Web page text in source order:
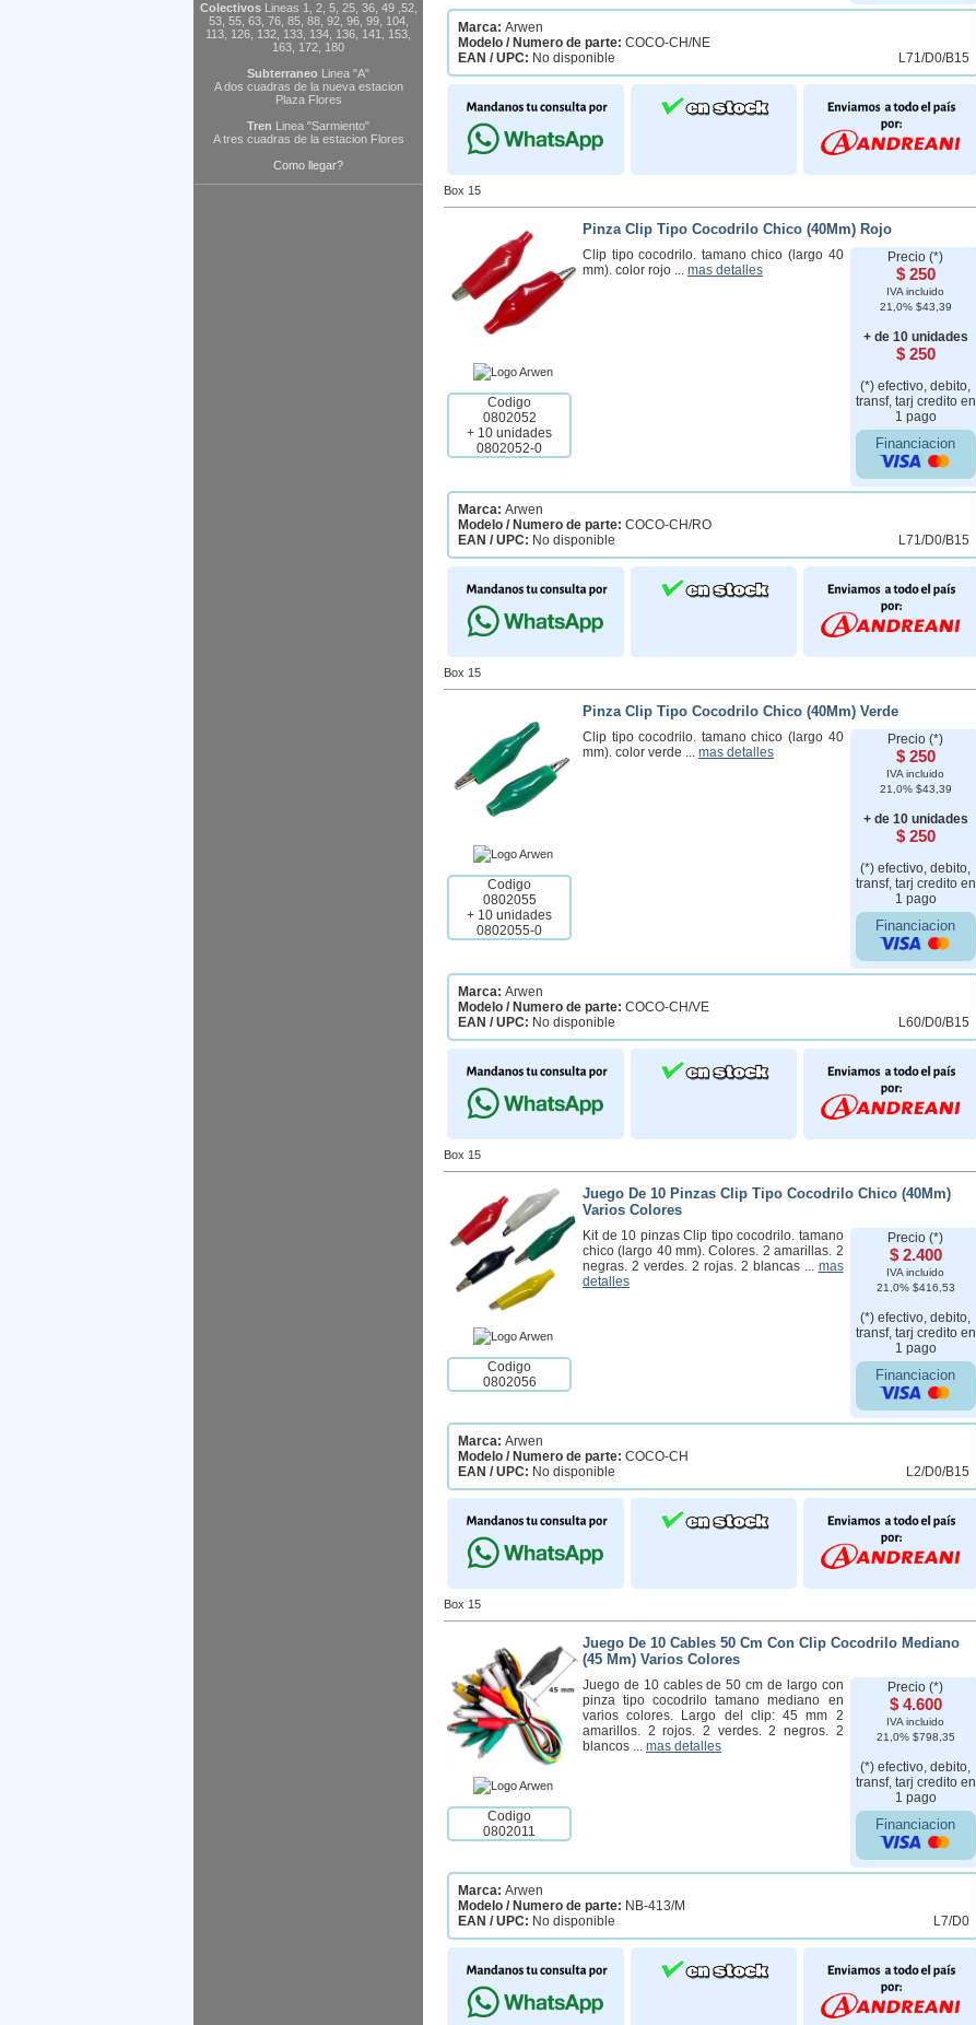
ColectivosLineas 1, 2, 5, 25, 36, 49 ,52,
53, 55, 63, 76, 85, 88, 92, 96, 99, 104,
113, 126, 132, 133, 134, 136, 141, 153,
163, 172, 180
Subterraneo Linea "A"
A dos cuadras de la nueva estacion
Plaza Flores
Tren Linea "Sarmiento"
A tres cuadras de la estacion Flores
Como llegar?
Marca: Arwen
Modelo / Numero de parte: COCO-CH/NE
EAN / UPC: No disponible L71/D0/B15
Box 15
Codigo
0802052
+ 10 unidades
0802052-0
Pinza Clip Tipo Cocodrilo Chico (40Mm) Rojo
Clip tipo cocodrilo. tamano chico (largo 40
mm). color rojo ... mas detalles
Precio (*)
$ 250
IVA incluido
21,0% $43,39
+ de 10 unidades
$ 250
(*) efectivo, debito,
transf, tarj credito en
1 pago
Financiacion
Marca: Arwen
Modelo / Numero de parte: COCO-CH/RO
EAN / UPC: No disponible L71/D0/B15
Box 15
Codigo
0802055
+ 10 unidades
0802055-0
Pinza Clip Tipo Cocodrilo Chico (40Mm) Verde
Clip tipo cocodrilo. tamano chico (largo 40
mm). color verde ... mas detalles
Precio (*)
$ 250
IVA incluido
21,0% $43,39
+ de 10 unidades
$ 250
(*) efectivo, debito,
transf, tarj credito en
1 pago
Financiacion
Marca: Arwen
Modelo / Numero de parte: COCO-CH/VE
EAN / UPC: No disponible L60/D0/B15
Box 15
Codigo
0802056
Juego De 10 Pinzas Clip Tipo Cocodrilo Chico (40Mm)
Varios Colores
Kit de 10 pinzas Clip tipo cocodrilo. tamano
chico (largo 40 mm). Colores. 2 amarillas. 2
negras. 2 verdes. 2 rojas. 2 blancas ... mas
detalles
Precio (*)
$ 2.400
IVA incluido
21,0% $416,53
(*) efectivo, debito,
transf, tarj credito en
1 pago
Financiacion
Marca: Arwen
Modelo / Numero de parte: COCO-CH
EAN / UPC: No disponible L2/D0/B15
Box 15
Codigo
0802011
Juego De 10 Cables 50 Cm Con Clip Cocodrilo Mediano
(45 Mm) Varios Colores
Juego de 10 cables de 50 cm de largo con
pinza tipo cocodrilo tamano mediano en
varios colores. Largo del clip: 45 mm 2
amarillos. 2 rojos. 2 verdes. 2 negros. 2
blancos ... mas detalles
Precio (*)
$ 4.600
IVA incluido
21,0% $798,35
(*) efectivo, debito,
transf, tarj credito en
1 pago
Financiacion
Marca: Arwen
Modelo / Numero de parte: NB-413/M
EAN / UPC: No disponible L7/D0